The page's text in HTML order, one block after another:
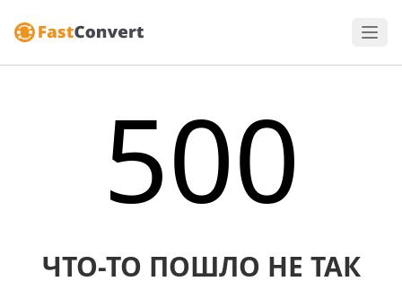
500
ЧТО-ТО ПОШЛО НЕ ТАК